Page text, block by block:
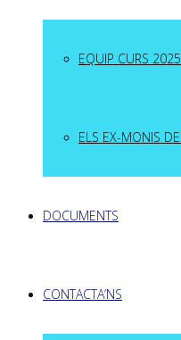
EQUIP CURS
ELS EX-MONIS
DOCUMENTS
CONTACTA’NS